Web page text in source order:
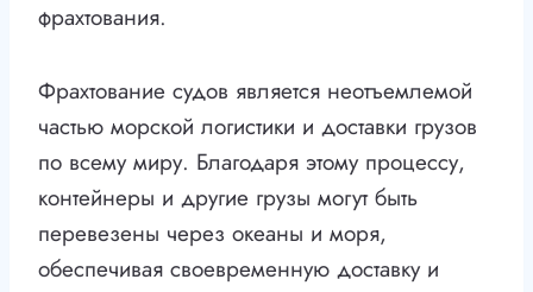
фрахтования.
Фрахтование судов является неотъемлемой
частью морской логистики и доставки грузов
по всему миру. Благодаря этому процессу,
контейнеры и другие грузы могут быть
перевезены через океаны и моря,
обеспечивая своевременную доставку и